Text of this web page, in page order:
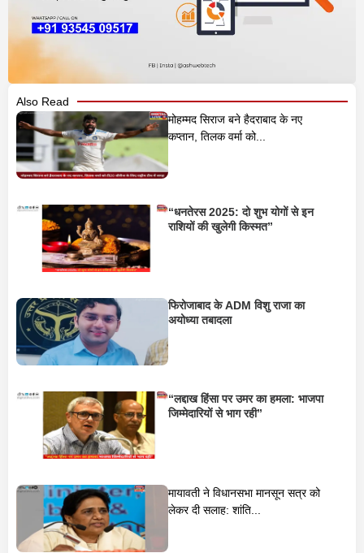
Also Read
मोहम्मद सिराज बने हैदराबाद के नए
कप्तान, तिलक वर्मा को...
“धनतेरस 2025: दो शुभ योगों से इन
राशियों की खुलेगी किस्मत”
फिरोजाबाद के ADM विशु राजा का
अयोध्या तबादला
“लद्दाख हिंसा पर उमर का हमला: भाजपा
जिम्मेदारियों से भाग रही”
मायावती ने विधानसभा मानसून सत्र को
लेकर दी सलाह: शांति...